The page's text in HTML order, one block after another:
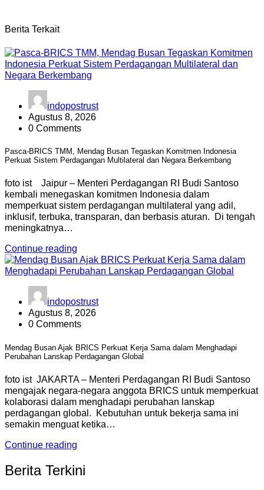
Berita Terkait
indopostrust
Agustus 8, 2026
0 Comments
Pasca-BRICS TMM, Mendag Busan Tegaskan Komitmen Indonesia
Perkuat Sistem Perdagangan Multilateral dan Negara Berkembang
foto ist Jaipur – Menteri Perdagangan RI Budi Santoso
kembali menegaskan komitmen Indonesia dalam
memperkuat sistem perdagangan multilateral yang adil,
inklusif, terbuka, transparan, dan berbasis aturan. Di tengah
meningkatnya…
Continue reading
indopostrust
Agustus 8, 2026
0 Comments
Mendag Busan Ajak BRICS Perkuat Kerja Sama dalam Menghadapi
Perubahan Lanskap Perdagangan Global
foto ist JAKARTA – Menteri Perdagangan RI Budi Santoso
mengajak negara-negara anggota BRICS untuk memperkuat
kolaborasi dalam menghadapi perubahan lanskap
perdagangan global. Kebutuhan untuk bekerja sama ini
semakin menguat ketika…
Continue reading
Berita Terkini